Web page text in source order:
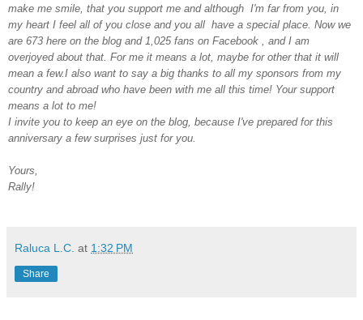
make me smile, that you support me and although I'm far from you, in
my heart I feel all of you close and you all have a special place Now we
are 673 here on the blog and 1,025 fans on Facebook , and I am
overjoyed about that. For me it means a lot, maybe for other that it will
mean a few.I also want to say a big thanks to all my sponsors from my
country and abroad who have been with me all this time! Yoursupport
means a lot to me!
I invite you to keep an eye on the blog, because I've prepared for this
anniversary a few surprises just for you.
Yours,
Rally!
Raluca L.C. at 1:32 PM
Share